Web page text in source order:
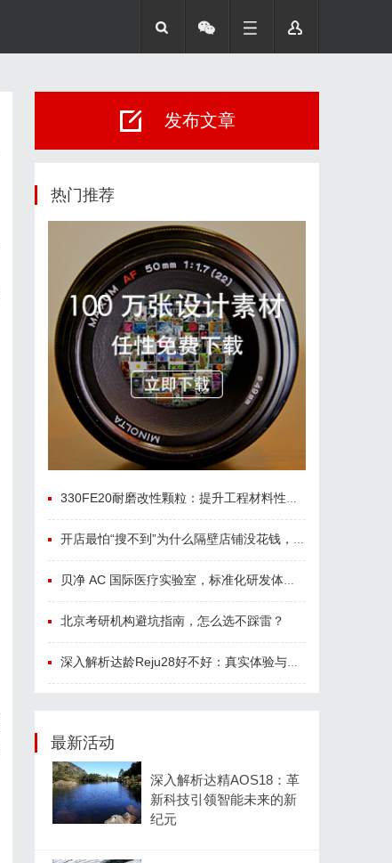
发布文章
热门推荐
330FE20耐磨改性颗粒：提升工程材料性能的秘密武器
开店最怕“搜不到”为什么隔壁店铺没花钱，ai却天天给他免费派单？
贝净 AC 国际医疗实验室，标准化研发体系全解析
北京考研机构避坑指南，怎么选不踩雷？
深入解析达龄Reju28好不好：真实体验与专业评测全方位揭秘
最新活动
深入解析达精AOS18：革
新科技引领智能未来的新
纪元